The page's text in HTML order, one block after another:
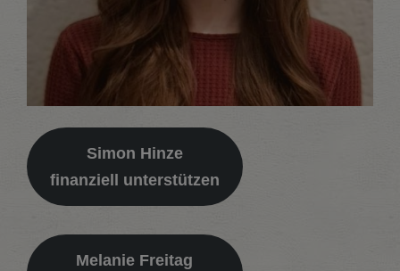
Simon Hinze
finanziell unterstützen
Melanie Freitag